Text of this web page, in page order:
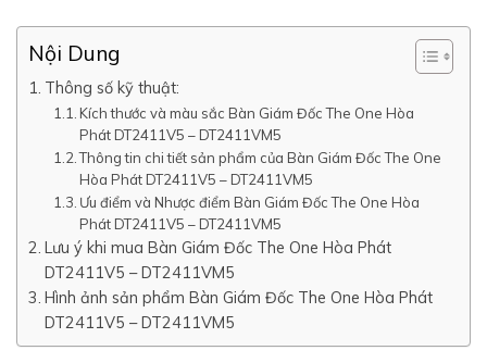
Nội Dung
Thông số kỹ thuật:
Kích thước và màu sắc Bàn Giám Đốc The One Hòa
Phát DT2411V5 – DT2411VM5
Thông tin chi tiết sản phẩm của Bàn Giám Đốc The One
Hòa Phát DT2411V5 – DT2411VM5
Ưu điểm và Nhược điểm Bàn Giám Đốc The One Hòa
Phát DT2411V5 – DT2411VM5
Lưu ý khi mua Bàn Giám Đốc The One Hòa Phát
DT2411V5 – DT2411VM5
Hình ảnh sản phẩm Bàn Giám Đốc The One Hòa Phát
DT2411V5 – DT2411VM5